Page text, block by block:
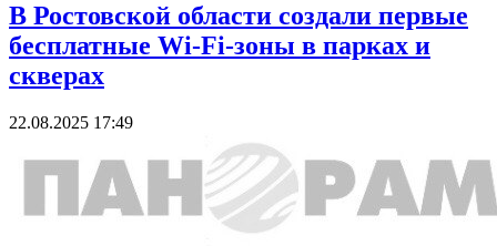
В Ростовской области создали первые
бесплатные Wi-Fi-зоны в парках и
скверах
22.08.2025 17:49